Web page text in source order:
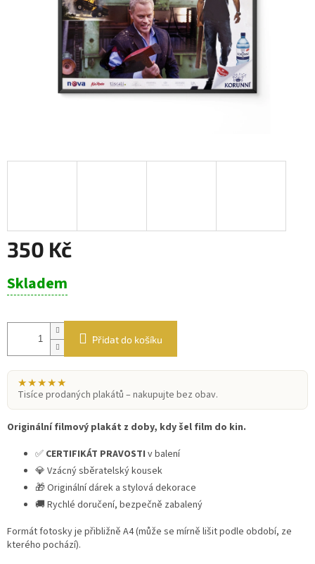
350 Kč
cena:
Skladem
Přidat do košíku
★★★★★
Tisíce prodaných plakátů – nakupujte bez obav.
Originální filmový plakát z doby, kdy šel film do kin.
✅ CERTIFIKÁT PRAVOSTI v balení
💎 Vzácný sběratelský kousek
🎁 Originální dárek a stylová dekorace
🚚 Rychlé doručení, bezpečně zabalený
Formát fotosky je přibližně A4 (může se mírně lišit podle období, ze
kterého pochází).